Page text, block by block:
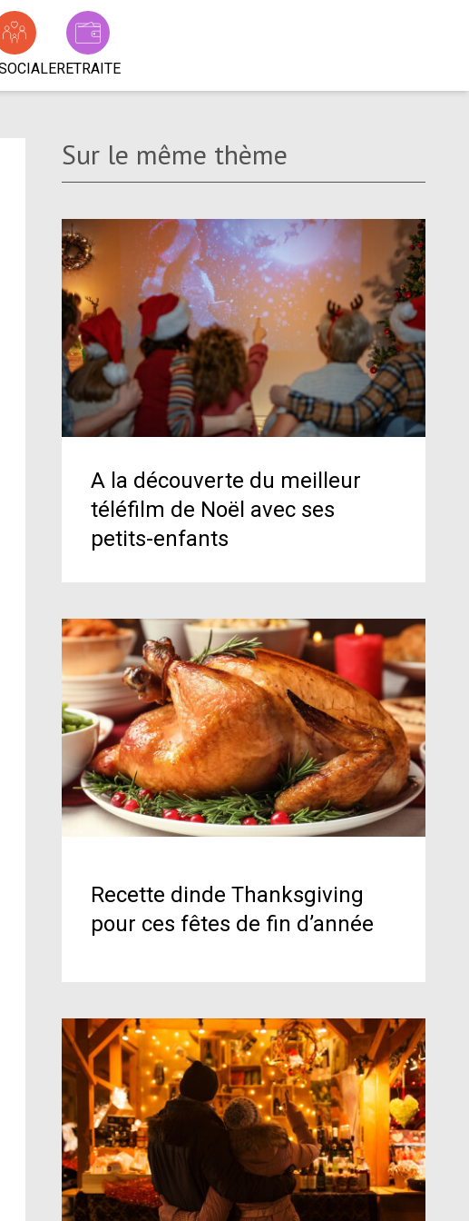
RETRAITE
Sur le même thème
A la découverte du meilleur
téléfilm de Noël avec ses
petits-enfants
Recette dinde Thanksgiving
pour ces fêtes de fin d’année